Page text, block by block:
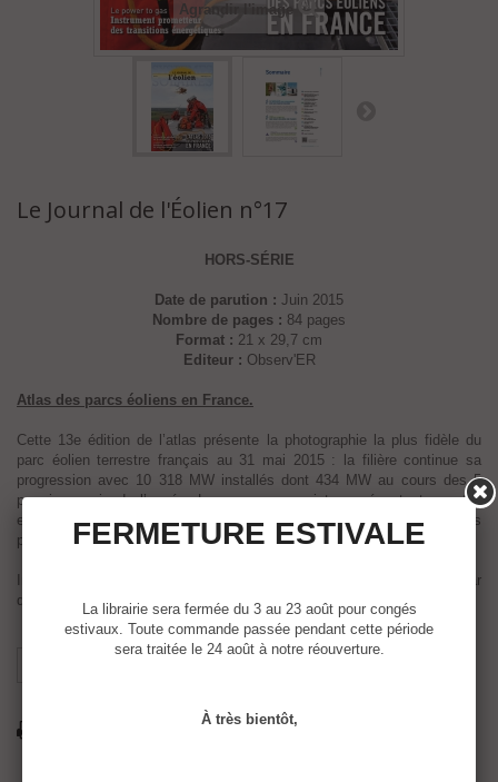
Agrandir l'image
Le Journal de l'Éolien n°17
HORS-SÉRIE
Date de parution : Juin 2015
Nombre de pages : 84 pages
Format : 21 x 29,7 cm
Editeur : Observ'ER
Atlas des parcs éoliens en France.
Cette 13e édition de l’atlas présente la photographie la plus fidèle du
parc éolien terrestre français au 31 mai 2015 : la filière continue sa
progression avec 10 318 MW installés dont 434 MW au cours des 5
premiers mois de l’année. Les parcs en projets représentent quant à
eux 3 524 MW. Leur mise en service devrait s’étaler sur les trois
prochaines années.
Inventaire des 1 148 parcs réalisés ou en projet, département par
département.
FERMETURE ESTIVALE
La librairie sera fermée du 3 au 23 août pour congés
estivaux. Toute commande passée pendant cette période
sera traitée le 24 août à notre réouverture.
À très bientôt,